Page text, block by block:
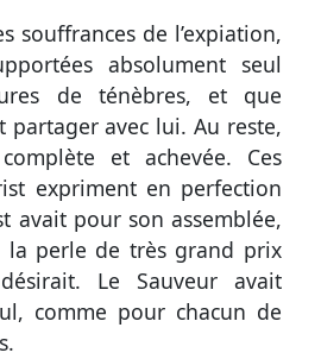
souffrances de l’expiation,
absolument seul
de ténèbres, et que
partager avec lui. Au reste,
et achevée. Ces
expriment en perfection
avait pour son assemblée,
la perle de très grand prix
Le Sauveur avait
comme pour chacun de